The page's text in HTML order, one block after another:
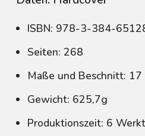
ISBN: 978-3-384-
Seiten: 268
Maße und Beschnitt: 17
Gewicht: 625,7g
Produktionszeit: 6